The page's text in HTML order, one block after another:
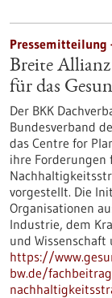
Pressemitteilung
Breite
für das
Der BKK
Bundesverband
das Centre for
ihre Forderungen
vorgestellt. Die
Organisationen
Industrie, dem
und
https://
bw.de/